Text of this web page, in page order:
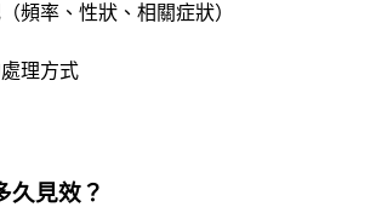
頻率、性狀、相關症狀）
理方式
久見效？